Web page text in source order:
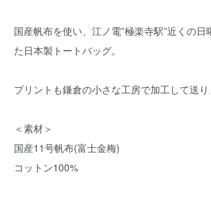
国産帆布を使い、江ノ電”極楽寺駅”近くの
た日本製トートバッグ。
プリントも鎌倉の小さな工房で加工して送り
＜素材＞
国産11号帆布(富士金梅)
コットン100%